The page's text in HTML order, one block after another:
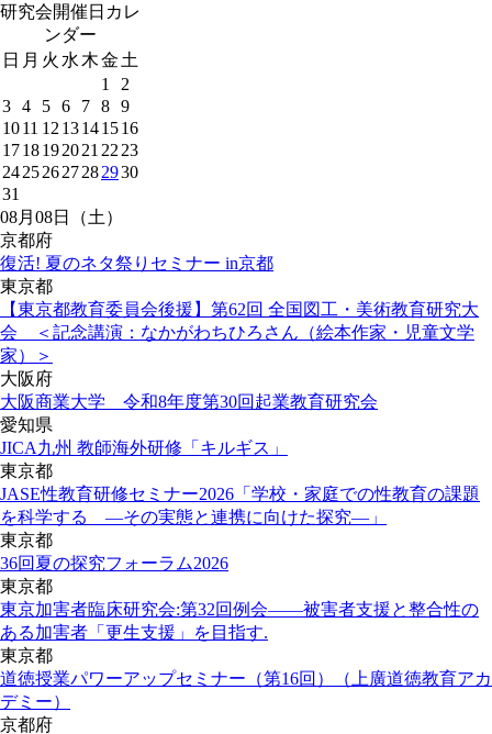
研究会開催日カレ
ンダー
日 月 火 水 木金 土
1
2
3 4 5 6 7 8 9
1011 12 13141516
1718192021 22 23
24252627282930
31
08月08日（土）
京都府
復活! 夏のネタ祭りセミナー in京都
東京都
【東京都教育委員会後援】第62回 全国図工・美術教育研究大
会 ＜記念講演：なかがわちひろさん（絵本作家・児童文学
家）＞
大阪府
大阪商業大学 令和8年度第30回起業教育研究会
愛知県
JICA九州 教師海外研修「キルギス」
東京都
JASE性教育研修セミナー2026「学校・家庭での性教育の課題
を科学する ―その実態と連携に向けた探究―」
東京都
36回夏の探究フォーラム2026
東京都
東京加害者臨床研究会:第32回例会――被害者支援と整合性の
ある加害者「更生支援」を目指す.
東京都
道徳授業パワーアップセミナー（第16回）（上廣道徳教育アカ
デミー）
京都府